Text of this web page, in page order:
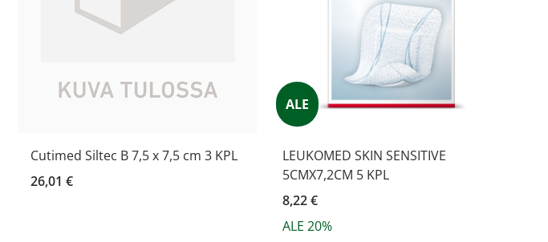
Cutimed Siltec B 7,5 x 7,5 cm 3 KPL
26,01 €
ALE
LEUKOMED SKIN SENSITIVE
5CMX7,2CM 5 KPL
8,22 €
ALE 20%